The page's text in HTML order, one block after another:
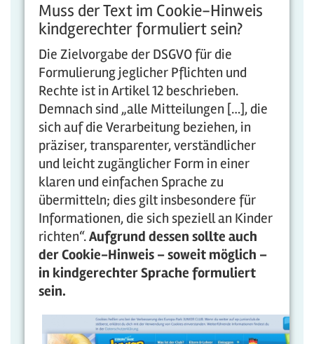
Muss der Text im Cookie-Hinweis
kindgerechter formuliert sein?
Die Zielvorgabe der DSGVO für die
Formulierung jeglicher Pflichten und
Rechte ist in Artikel 12 beschrieben.
Demnach sind „alle Mitteilungen […], die
sich auf die Verarbeitung beziehen, in
präziser, transparenter, verständlicher
und leicht zugänglicher Form in einer
klaren und einfachen Sprache zu
übermitteln; dies gilt insbesondere für
Informationen, die sich speziell an Kinder
richten“.Aufgrund dessen sollte auch
der Cookie-Hinweis – soweit möglich –
in kindgerechter Sprache formuliert
sein.